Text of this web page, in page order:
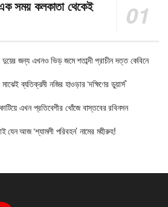
সময় কলকাতা থেকেই
জন্য এখনও ভিড় জমে শতাব্দী প্রাচীন দত্ত কেবিনে
ব্যতিক্রমী নজির হাওড়ার ‘দক্ষিণের ডুয়ার্স’
এখন প্রতিবেশীর খোঁজে বাস্তবের রবিনসন
যেন আজ ‘শ্যামলী পরিবহন’ নামের মহীরুহ!